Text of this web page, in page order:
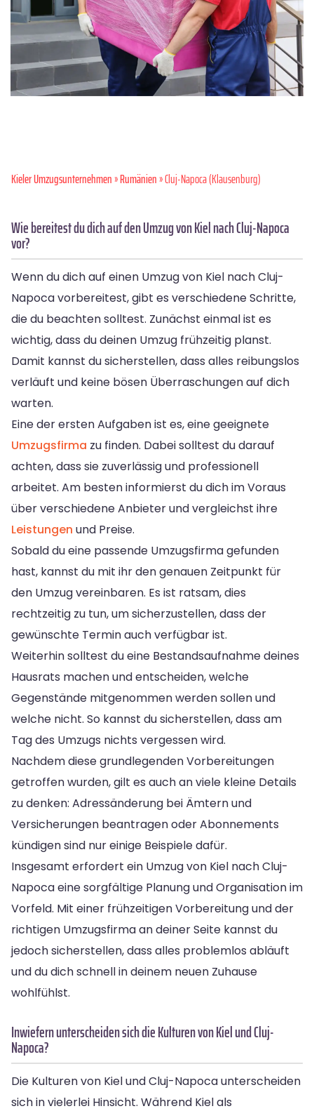
Kieler Umzugsunternehmen»Rumänien» Cluj-Napoca (Klausenburg)
Wie bereitest du dich auf den Umzug von Kiel nach Cluj-Napoca
vor?
Wenn du dich auf einen Umzug von Kiel nach Cluj-
Napoca vorbereitest, gibt es verschiedene Schritte,
die du beachten solltest. Zunächst einmal ist es
wichtig, dass du deinen Umzug frühzeitig planst.
Damit kannst du sicherstellen, dass alles reibungslos
verläuft und keine bösen Überraschungen auf dich
warten.
Eine der ersten Aufgaben ist es, eine geeignete
Umzugsfirma zu finden. Dabei solltest du darauf
achten, dass sie zuverlässig und professionell
arbeitet. Am besten informierst du dich im Voraus
über verschiedene Anbieter und vergleichst ihre
Leistungen und Preise.
Sobald du eine passende Umzugsfirma gefunden
hast, kannst du mit ihr den genauen Zeitpunkt für
den Umzug vereinbaren. Es ist ratsam, dies
rechtzeitig zu tun, um sicherzustellen, dass der
gewünschte Termin auch verfügbar ist.
Weiterhin solltest du eine Bestandsaufnahme deines
Hausrats machen und entscheiden, welche
Gegenstände mitgenommen werden sollen und
welche nicht. So kannst du sicherstellen, dass am
Tag des Umzugs nichts vergessen wird.
Nachdem diese grundlegenden Vorbereitungen
getroffen wurden, gilt es auch an viele kleine Details
zu denken: Adressänderung bei Ämtern und
Versicherungen beantragen oder Abonnements
kündigen sind nur einige Beispiele dafür.
Insgesamt erfordert ein Umzug von Kiel nach Cluj-
Napoca eine sorgfältige Planung und Organisation im
Vorfeld. Mit einer frühzeitigen Vorbereitung und der
richtigen Umzugsfirma an deiner Seite kannst du
jedoch sicherstellen, dass alles problemlos abläuft
und du dich schnell in deinem neuen Zuhause
wohlfühlst.
Inwiefern unterscheiden sich die Kulturen von Kiel und Cluj-
Napoca?
Die Kulturen von Kiel und Cluj-Napoca unterscheiden
sich in vielerlei Hinsicht. Während Kiel als